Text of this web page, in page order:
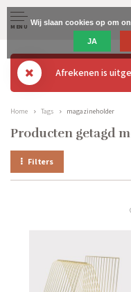
MENU
Afrekenen is
Home Tags magazineholder
Producten getagd
Filters
Wij slaan cookies op om
JA